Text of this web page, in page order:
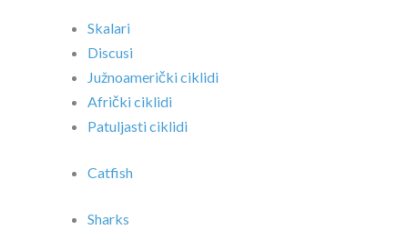
Skalari
Discusi
Južnoamerički ciklidi
Afrički ciklidi
Patuljasti ciklidi
Catfish
Sharks